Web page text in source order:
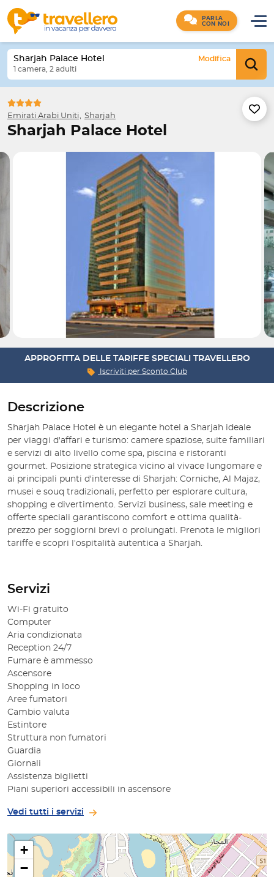
PARLA
CON NOI
Sharjah Palace Hotel
Modifica
1 camera, 2 adulti
Emirati Arabi Uniti Sharjah
Sharjah Palace Hotel
APPROFITTA DELLE TARIFFE SPECIALI TRAVELLERO
Iscriviti per Sconto Club
Descrizione
Sharjah Palace Hotel è un elegante hotel a Sharjah ideale
per viaggi d'affari e turismo: camere spaziose, suite familiari
e servizi di alto livello come spa, piscina e ristoranti
gourmet. Posizione strategica vicino al vivace lungomare e
ai principali punti d'interesse di Sharjah: Corniche, Al Majaz,
musei e souq tradizionali, perfetto per esplorare cultura,
shopping e divertimento. Servizi business, sale meeting e
offerte speciali garantiscono comfort e ottima qualità-
prezzo per soggiorni brevi o prolungati. Prenota le migliori
tariffe e scopri l'ospitalità autentica a Sharjah.
Servizi
Wi-Fi gratuito
Computer
Aria condizionata
Reception 24/7
Fumare è ammesso
Ascensore
Shopping in loco
Aree fumatori
Cambio valuta
Estintore
Struttura non fumatori
Guardia
Giornali
Assistenza biglietti
Piani superiori accessibili in ascensore
Vedi tutti i servizi
+
−